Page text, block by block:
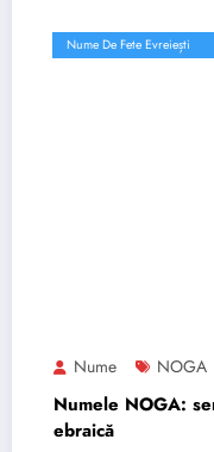
Nume De Fete Evreiești
Nume NOGA
Numele NOGA:
ebraică